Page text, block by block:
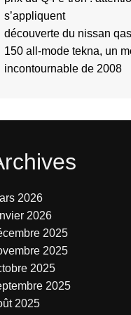
s’appliquent
découverte du nissan
150 all-mode tekna, un
incontournable de 2008
2026
2026
2025
2025
2025
2025
2025